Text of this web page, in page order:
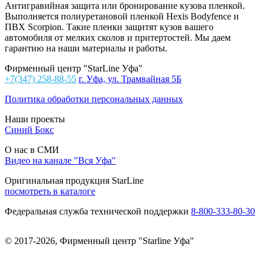
Антигравийная защита или бронирование кузова пленкой.
Выполняется полиуретановой пленкой Hexis Bodyfence и
ПВХ Scorpion. Такие пленки защитят кузов вашего
автомобиля от мелких сколов и притертостей. Мы даем
гарантию на наши материалы и работы.
Фирменный центр "StarLine Уфа"
+7(347) 258-88-55 г. Уфа, ул. Трамвайная 5Б
Политика обработки персональных данных
Наши проекты
Синий Бокс
О нас в СМИ
Видео на канале "Вся Уфа"
Оригинальная продукция StarLine
посмотреть в каталоге
Федеральная служба технической поддержки 8-800-333-80-30
© 2017-2026, Фирменный центр "Starline Уфа"